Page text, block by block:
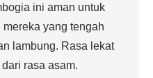
ini aman untuk
yang tengah
lambung. Rasa lekat
rasa asam.